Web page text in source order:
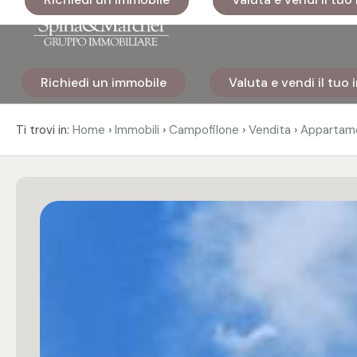
Richiedi un immobile Valuta e vendi il tuo
Ti trovi in: Home › Immobili › Campofilone › Vendita ›
Immobili
I nostri
cantieri
Codice
Contratto
Vendita